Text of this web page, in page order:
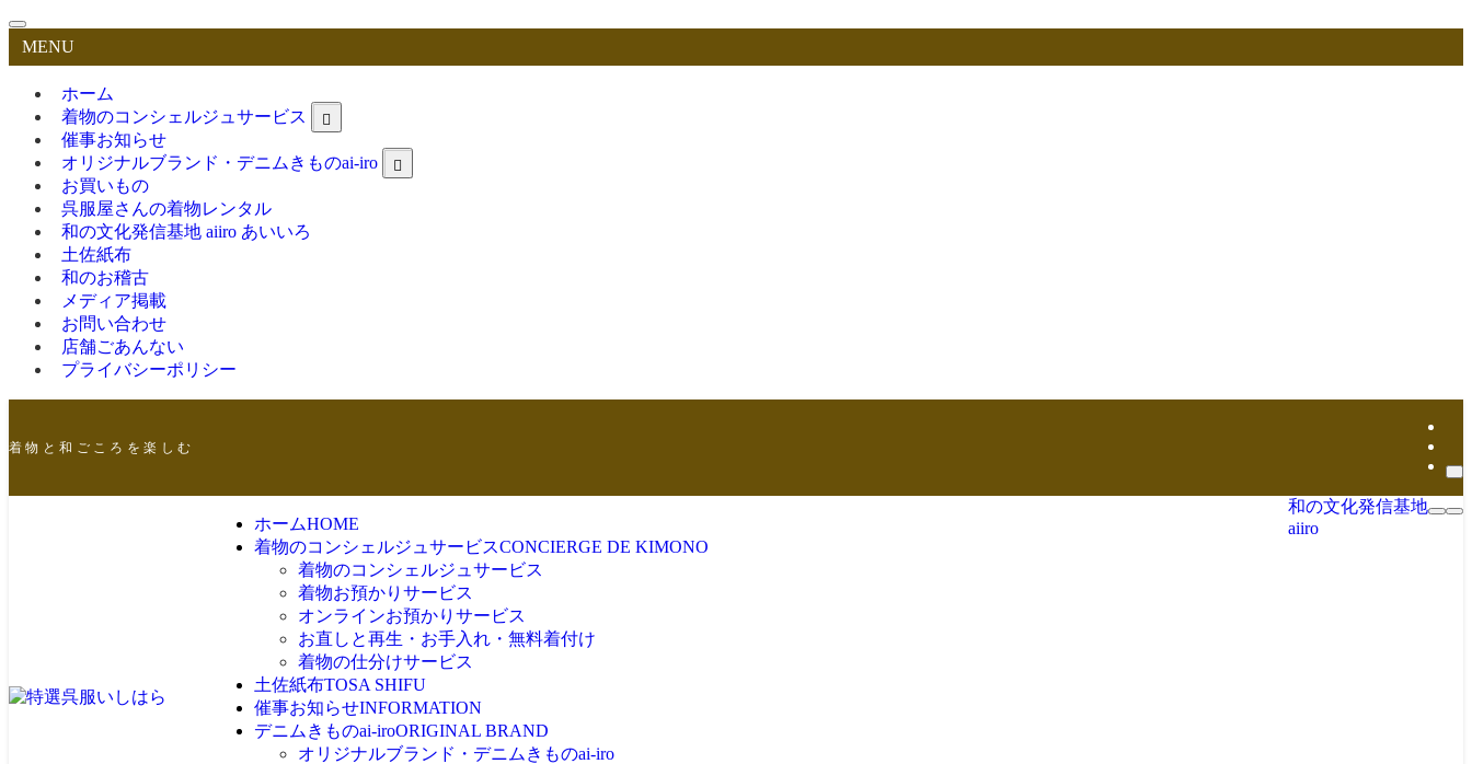
MENU
ホーム
着物のコンシェルジュサービス
催事お知らせ
オリジナルブランド・デニムきものai-iro
お買いもの
呉服屋さんの着物レンタル
和の文化発信基地 aiiro あいいろ
土佐紙布
和のお稽古
メディア掲載
お問い合わせ
店舗ごあんない
プライバシーポリシー
着 物 と 和 ご こ ろ を 楽 し む
ホームHOME
着物のコンシェルジュサービスCONCIERGE DE KIMONO
着物のコンシェルジュサービス
着物お預かりサービス
オンラインお預かりサービス
お直しと再生・お手入れ・無料着付け
着物の仕分けサービス
土佐紙布TOSA SHIFU
催事お知らせINFORMATION
デニムきものai-iroORIGINAL BRAND
オリジナルブランド・デニムきものai-iro
和の文化発信基地
aiiro